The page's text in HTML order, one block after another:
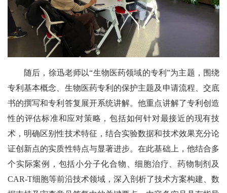
随后，徐迅老师以“生物医药领域的专利”为主题，围绕
专利基本概念、生物医药专利的保护主题及申请流程、交底
书的撰写和专利答复展开系统讲解。他重点讲解了专利创造
性的评估标准和应对策略，包括如何针对最接近的现有技
术，明确区别性技术特征，结合实验数据和技术效果充分论
证创新点的实质性特点与显著进步。在此基础上，他结合多
个实际案例，包括小分子化合物、细胞治疗、药物制剂及
CAR-T细胞等前沿技术领域，深入剖析了技术方案构建、数